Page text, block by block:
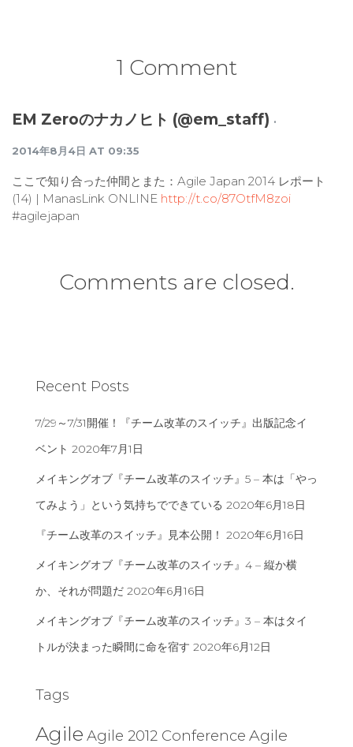
1 Comment
EM Zeroのナカノヒト (@em_staff) ·
2014年8月4日 AT 09:35
ここで知り合った仲間とまた：Agile Japan 2014 レポート
(14) | ManasLink ONLINE http://t.co/87OtfM8zoi
#agilejapan
Comments are closed.
Recent Posts
7/29～7/31開催！『チーム改革のスイッチ』出版記念イ
ベント 2020年7月1日
メイキングオブ『チーム改革のスイッチ』5 – 本は「やっ
てみよう」という気持ちでできている 2020年6月18日
『チーム改革のスイッチ』見本公開！ 2020年6月16日
メイキングオブ『チーム改革のスイッチ』4 – 縦か横
か、それが問題だ 2020年6月16日
メイキングオブ『チーム改革のスイッチ』3 – 本はタイ
トルが決まった瞬間に命を宿す 2020年6月12日
Tags
Agile Agile 2012 Conference Agile